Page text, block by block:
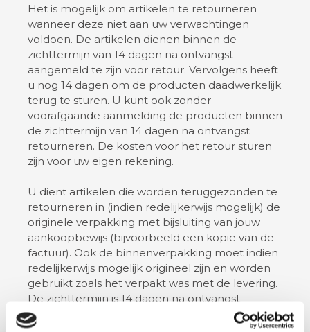
Het is mogelijk om artikelen te retourneren
wanneer deze niet aan uw verwachtingen
voldoen. De artikelen dienen binnen de
zichttermijn van 14 dagen na ontvangst
aangemeld te zijn voor retour. Vervolgens heeft
u nog 14 dagen om de producten daadwerkelijk
terug te sturen. U kunt ook zonder
voorafgaande aanmelding de producten binnen
de zichttermijn van 14 dagen na ontvangst
retourneren. De kosten voor het retour sturen
zijn voor uw eigen rekening.
U dient artikelen die worden teruggezonden te
retourneren in (indien redelijkerwijs mogelijk) de
originele verpakking met bijsluiting van jouw
aankoopbewijs (bijvoorbeeld een kopie van de
factuur). Ook de binnenverpakking moet indien
redelijkerwijs mogelijk origineel zijn en worden
gebruikt zoals het verpakt was met de levering.
De zichttermijn is 14 dagen na ontvangst.
Let op: Retouren van grote dozen kunnen extra